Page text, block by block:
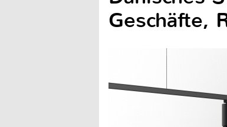
Geschäfte,